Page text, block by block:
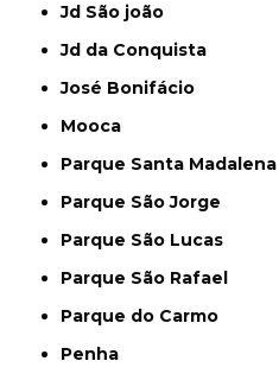
Jd São joão
Jd da Conquista
José Bonifácio
Mooca
Parque Santa Madalena
Parque São Jorge
Parque São Lucas
Parque São Rafael
Parque do Carmo
Penha